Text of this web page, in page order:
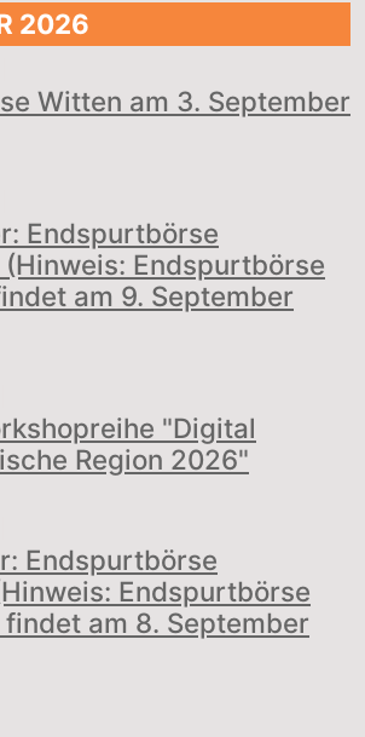
2026
Witten am 3. September
Endspurtbörse
Endspurtbörse
am 9. September
"Digital
Region 2026"
Endspurtbörse
Endspurtbörse
am 8. September